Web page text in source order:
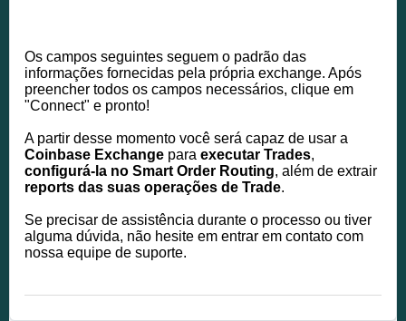
Os campos seguintes seguem o padrão das
informações fornecidas pela própria exchange. Após
preencher todos os campos necessários, clique em
"Connect" e pronto!
A partir desse momento você será capaz de usar a
Coinbase Exchange para executar Trades,
configurá-la no Smart Order Routing, além de extrair
reports das suas operações de Trade.
Se precisar de assistência durante o processo ou tiver
alguma dúvida, não hesite em entrar em contato com
nossa equipe de suporte.